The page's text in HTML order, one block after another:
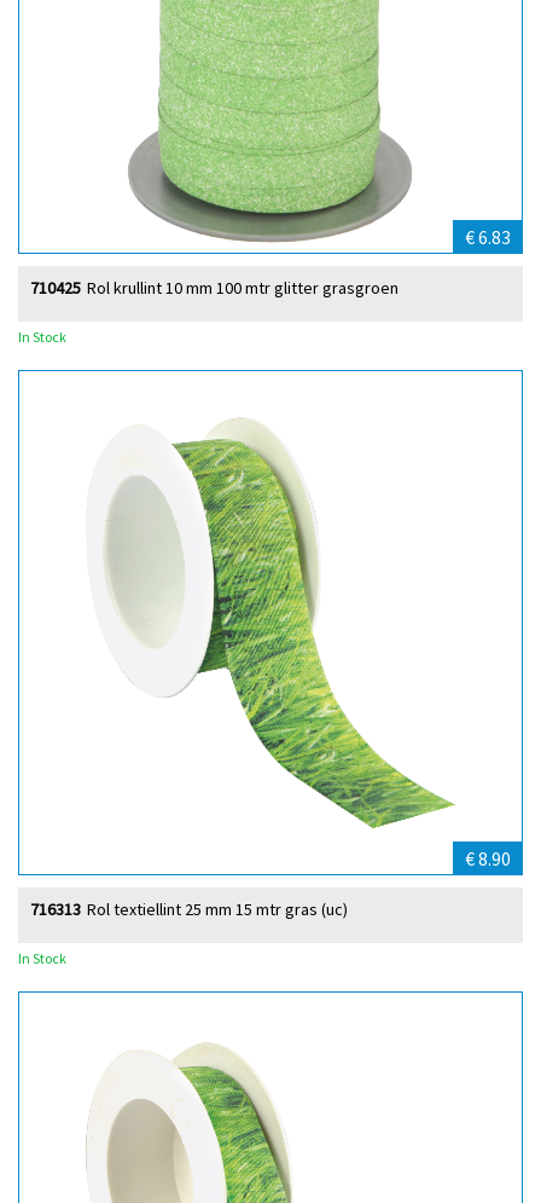
€ 6.83
Rol krullint 10 mm 100 mtr glitter grasgroen
710425
In Stock
€ 8.90
Rol textiellint 25 mm 15 mtr gras (uc)
716313
In Stock